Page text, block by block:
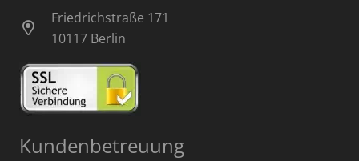
Friedrichstraße 171
10117 Berlin
Kundenbetreuung